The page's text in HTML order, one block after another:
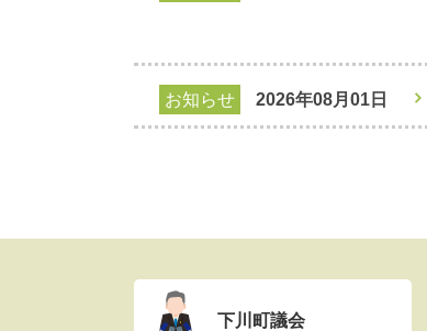
お知らせ 2026年08月01日
下川町議会